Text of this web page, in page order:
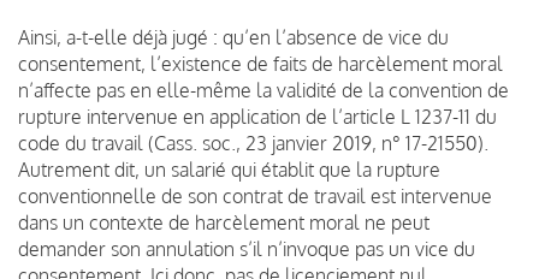
Ainsi, a-t-elle déjà jugé : qu’en l’absence de vice du
consentement, l’existence de faits de harcèlement moral
n’affecte pas en elle-même la validité de la convention de
rupture intervenue en application de l’article L 1237-11 du
code du travail (Cass. soc., 23 janvier 2019, n° 17-21550).
Autrement dit, un salarié qui établit que la rupture
conventionnelle de son contrat de travail est intervenue
dans un contexte de harcèlement moral ne peut
demander son annulation s’il n’invoque pas un vice du